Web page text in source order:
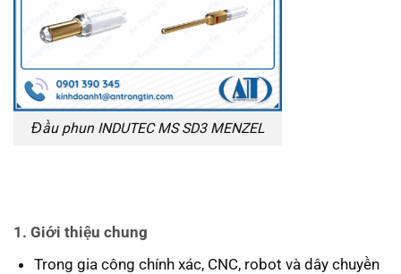
Đầu phun INDUTEC MS SD3 MENZEL
1. Giới thiệu chung
Trong gia công chính xác, CNC, robot và dây chuyền